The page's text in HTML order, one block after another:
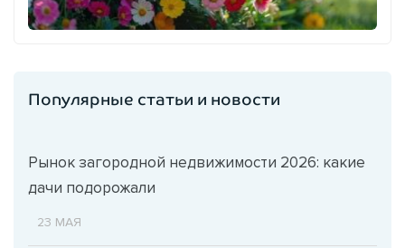
Популярные статьи и новости
Рынок загородной недвижимости 2026: какие
дачи подорожали
23 МАЯ